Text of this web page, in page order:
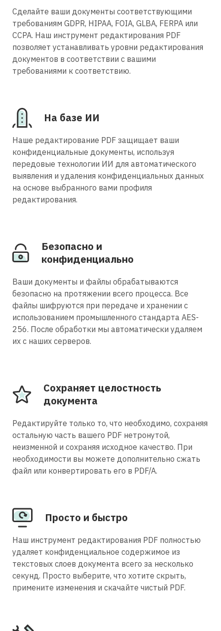
Сделайте ваши документы соответствующими
требованиям GDPR, HIPAA, FOIA, GLBA, FERPA или
CCPA. Наш инструмент редактирования PDF
позволяет устанавливать уровни редактирования
документов в соответствии с вашими
требованиями к соответствию.
На базе ИИ
Наше редактирование PDF защищает ваши
конфиденциальные документы, используя
передовые технологии ИИ для автоматического
выявления и удаления конфиденциальных данных
на основе выбранного вами профиля
редактирования.
Безопасно и
конфиденциально
Ваши документы и файлы обрабатываются
безопасно на протяжении всего процесса. Все
файлы шифруются при передаче и хранении с
использованием промышленного стандарта AES-
256. После обработки мы автоматически удаляем
их с наших серверов.
Сохраняет целостность
документа
Редактируйте только то, что необходимо, сохраняя
остальную часть вашего PDF нетронутой,
неизменной и сохраняя исходное качество. При
необходимости вы можете дополнительно сжать
файл или конвертировать его в PDF/A.
Просто и быстро
Наш инструмент редактирования PDF полностью
удаляет конфиденциальное содержимое из
текстовых слоев документа всего за несколько
секунд. Просто выберите, что хотите скрыть,
примените изменения и скачайте чистый PDF.